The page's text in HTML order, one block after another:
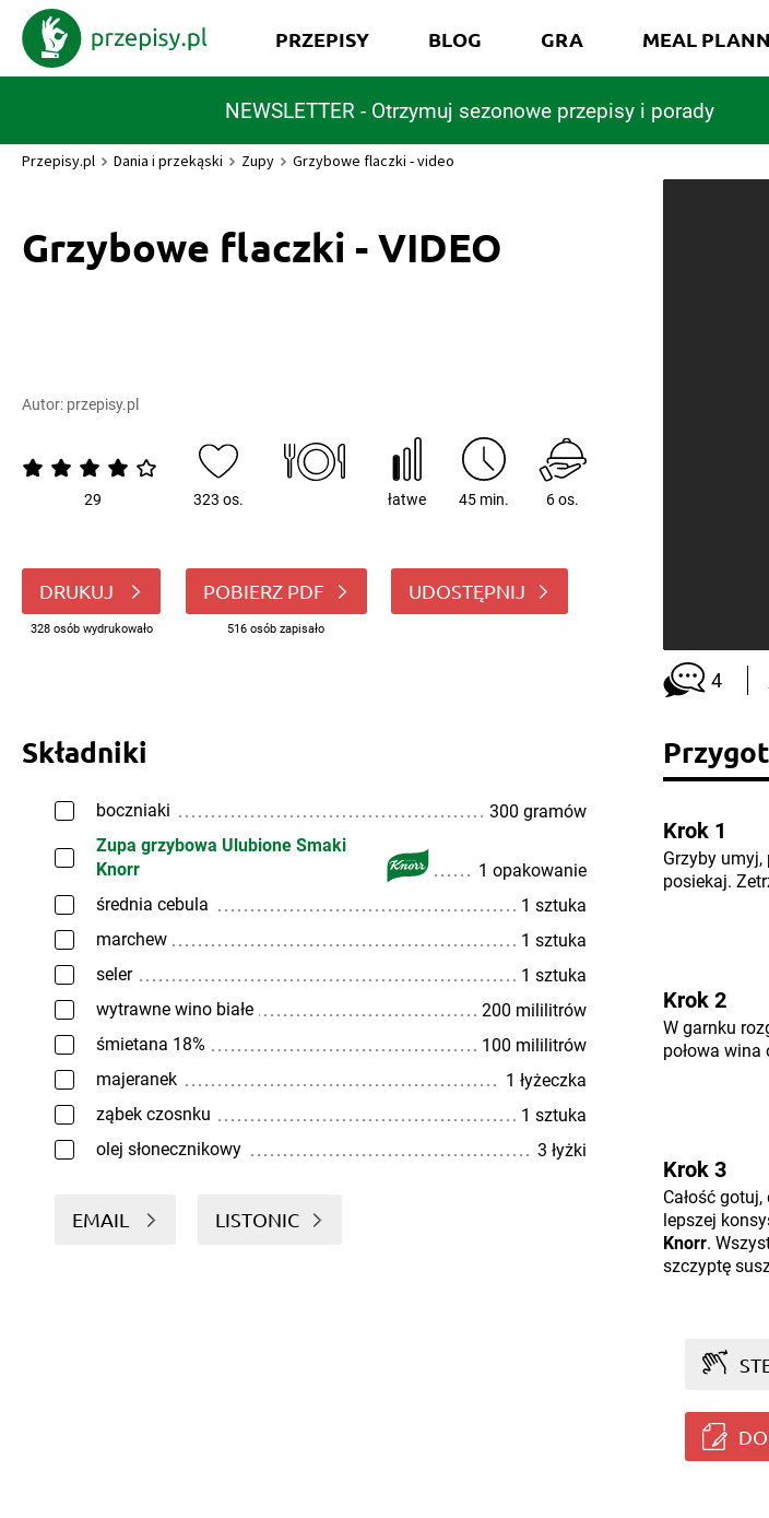
NEWSLETTER - Otrzymuj sezonowe przepisy i porady
PRZEPISY BLOG GRA MEAL
Przepisy.pl Dania i przekąski Zupy Grzybowe flaczki - video
Grzybowe flaczki - VIDEO
Autor: przepisy.pl
29 323 os. łatwe 45 min. 6 os.
DRUKUJ
328 osób wydrukowało
POBIERZ PDF
516 osób zapisało
UDOSTĘPNIJ
4
Składniki
boczniaki
300 gramów
Zupa grzybowa Ulubione Smaki
Knorr
1 opakowanie
średnia cebula
1 sztuka
marchew
1 sztuka
seler
1 sztuka
wytrawne wino białe
200 mililitrów
śmietana 18%
100 mililitrów
majeranek
1 łyżeczka
ząbek czosnku
1 sztuka
olej słonecznikowy
3 łyżki
EMAIL LISTONIC
Krok 1
Grzyby
posiekaj.
Krok 2
W garnku
połowa wina
Krok 3
Całość
lepszej
Knorr.
szczyptę